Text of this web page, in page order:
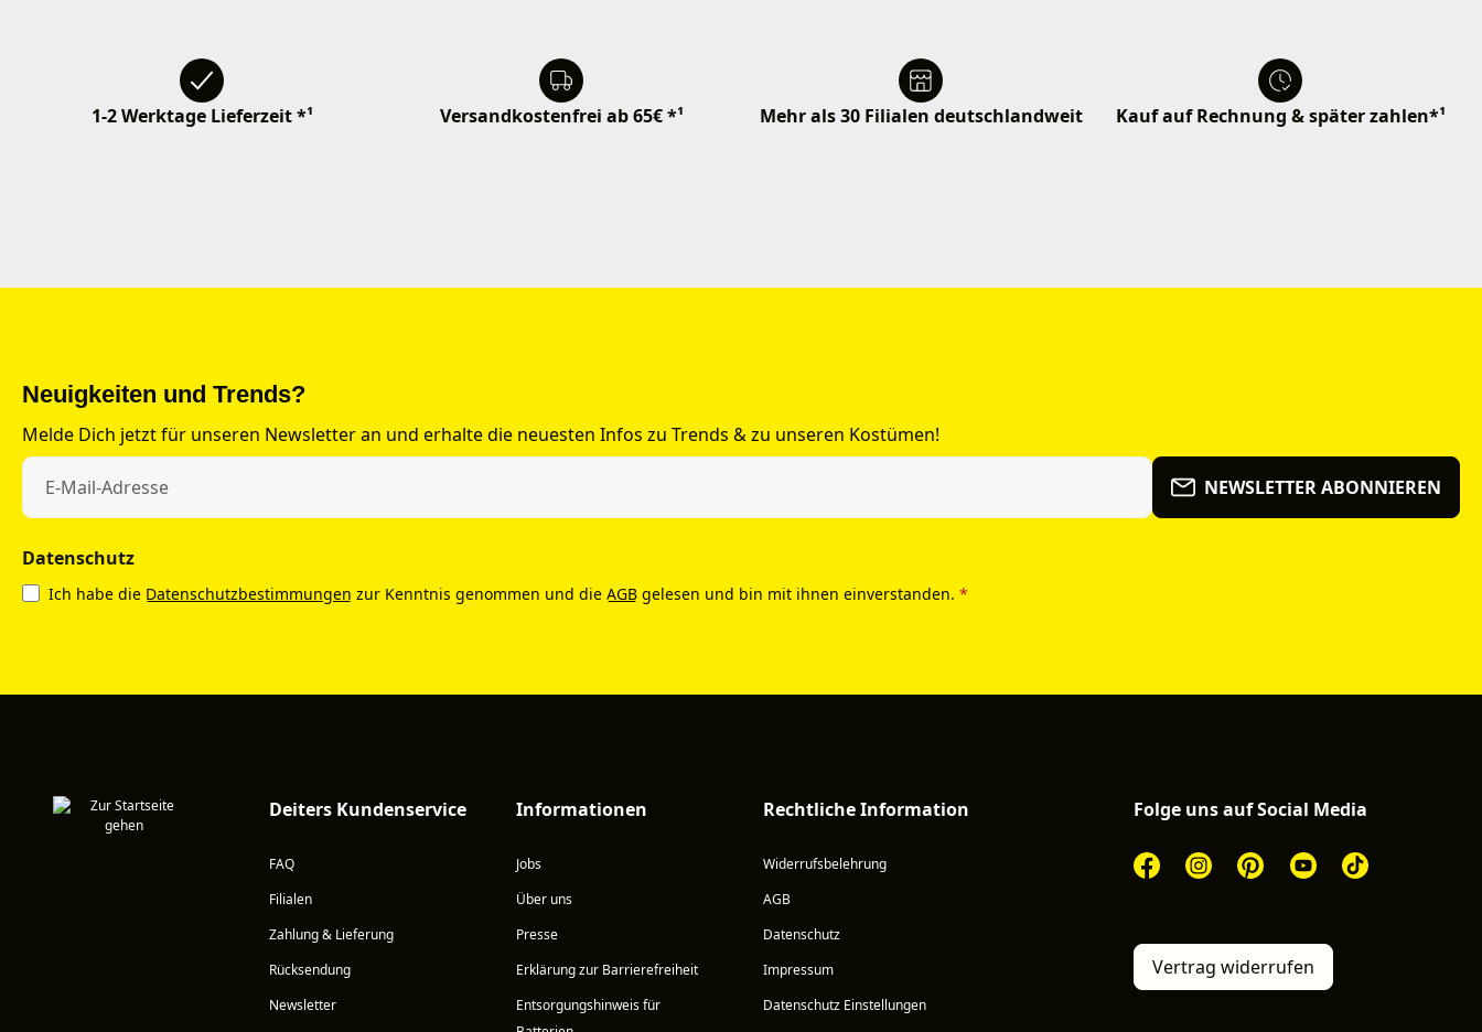
1-2 Werktage Lieferzeit *¹ Versandkostenfrei ab 65€ *¹ Mehr als 30 Filialen deutschlandweit Kauf auf Rechnung & später zahlen*¹
Neuigkeiten und Trends?
Melde Dich jetzt für unseren Newsletter an und erhalte die neuesten Infos zu Trends & zu unseren Kostümen!
NEWSLETTER ABONNIEREN
Datenschutz
Ich habe die Datenschutzbestimmungen zur Kenntnis genommen und die AGB gelesen und bin mit ihnen einverstanden. *
Deiters Kundenservice
FAQ
Filialen
Zahlung & Lieferung
Rücksendung
Newsletter
Informationen
Jobs
Über uns
Presse
Erklärung zur Barrierefreiheit
Entsorgungshinweis für
Rechtliche Information
Widerrufsbelehrung
AGB
Datenschutz
Impressum
Datenschutz Einstellungen
Folge uns auf Social Media
Vertrag widerrufen